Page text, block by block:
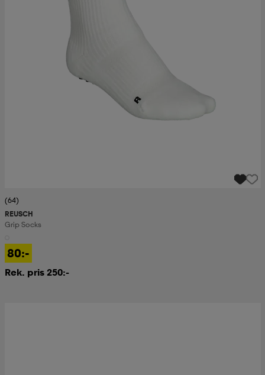
(64)
REUSCH
Grip Socks
80:-
Rek. pris 250:-